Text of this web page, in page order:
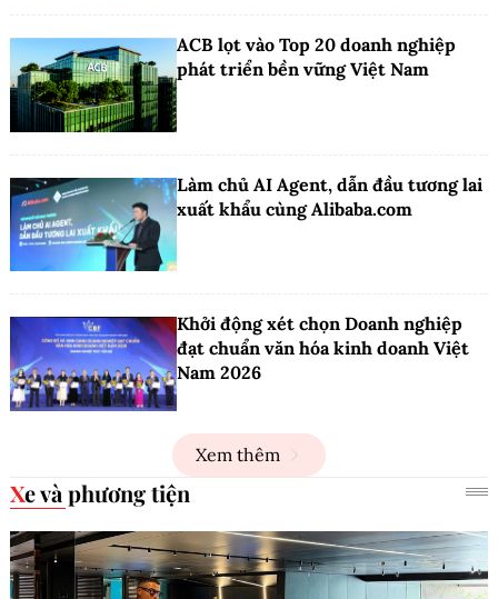
ACB lọt vào Top 20 doanh nghiệp
phát triển bền vững Việt Nam
Làm chủ AI Agent, dẫn đầu tương lai
xuất khẩu cùng Alibaba.com
Khởi động xét chọn Doanh nghiệp
đạt chuẩn văn hóa kinh doanh Việt
Nam 2026
Xem thêm
Xe và phương tiện